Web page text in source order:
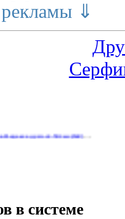
⇓
еду.зп от 50тыс(642)…
в системе